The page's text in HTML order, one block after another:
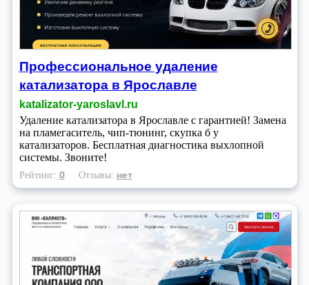
Профессиональное удаление
катализатора в Ярославле
katalizator-yaroslavl.ru
Удаление катализатора в Ярославле с гарантией! Замена
на пламегаситель, чип-тюнинг, скупка б у
катализаторов. Бесплатная диагностика выхлопной
системы. Звоните!
Рейтинг: 0 Отзывы: нет